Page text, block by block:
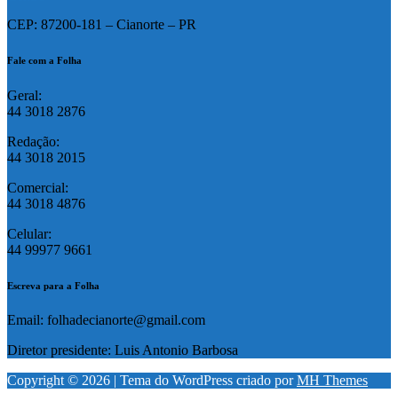
CEP: 87200-181 – Cianorte – PR
Fale com a Folha
Geral:
44 3018 2876
Redação:
44 3018 2015
Comercial:
44 3018 4876
Celular:
44 99977 9661
Escreva para a Folha
Email: folhadecianorte@gmail.com
Diretor presidente: Luis Antonio Barbosa
Copyright © 2026 | Tema do WordPress criado porMH Themes